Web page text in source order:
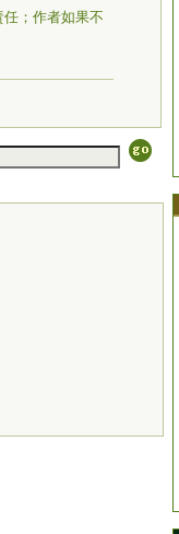
；作者如果不